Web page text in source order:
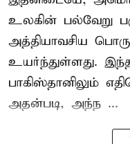
உலகின் பல்வேறு
அத்தியாவசிய
உயர்ந்துள்ளது.
பாகிஸ்தானிலும்
அதன்படி, அந்ந ...